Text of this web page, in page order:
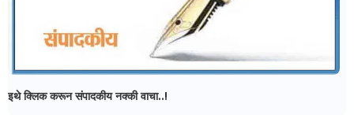
इथे क्लिक करून संपादकीय नक्की वाचा..!